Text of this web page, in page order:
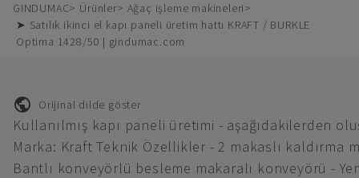
GINDUMAC Ürünler
Ağaç işleme makineleri
➤ Satılık ikinci el kapı paneli üretim hattı KRAFT / BURKLE
Optima 1428/50 | gindumac.com
Orijinal dilde göster
Kullanılmış kapı paneli üretimi - aşağıdakilerden
Marka: Kraft Teknik Özellikler - 2 makaslı kaldırma
Bantlı konveyörlü besleme makaralı konveyörü -